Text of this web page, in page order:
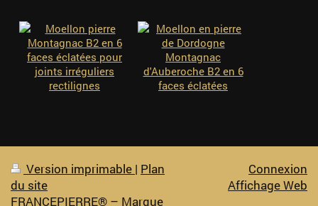
Version imprimable | Plan
du site
FRANCEPIERRE® – Marque
Connexion
Affichage Web